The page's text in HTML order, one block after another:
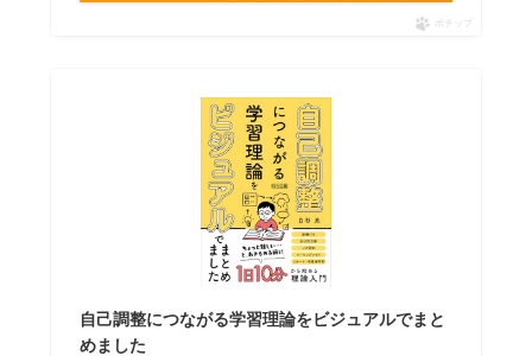
ポチップ
自己調整につながる学習理論をビジュアルでまと
めました